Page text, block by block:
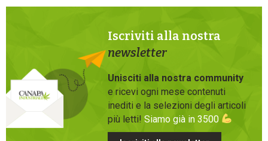
Iscriviti alla nostra
newsletter
Unisciti alla nostra community
e ricevi ogni mese contenuti
inediti e la selezioni degli articoli
più letti! Siamo già in 3500